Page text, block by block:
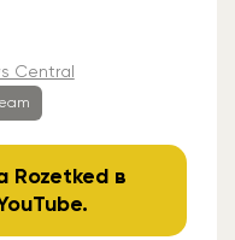
Central
Rozetked в
.